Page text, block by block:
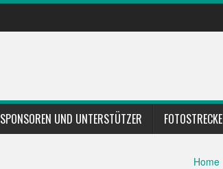
SPONSOREN UND UNTERSTÜTZER FOTOSTRECKE
Home